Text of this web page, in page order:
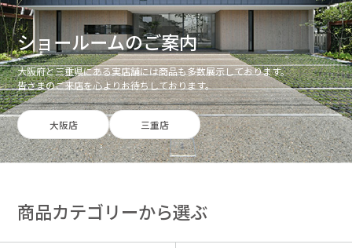
ショールームのご案内
大阪府と三重県にある実店舗には商品も多数展示しております。
皆さまのご来店を心よりお待ちしております。
大阪店 三重店
商品カテゴリーから選ぶ